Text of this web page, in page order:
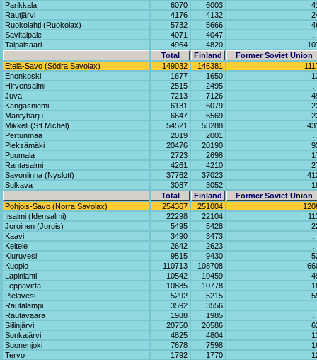
Parikkala
6070 6003
Rautjärvi
4176 4132
Ruokolahti (Ruokolax)
5732 5666
Savitaipale
4071 4047
Taipalsaari
4964 4820
Total
Finland
Former Soviet Union
Etelä-Savo (Södra Savolax)
149032 146381
Enonkoski
1677 1650
Hirvensalmi
2515 2495
Juva
7213 7126
Kangasniemi
6131 6079
Mäntyharju
6647 6569
Mikkeli (S:t Michel)
54521 53288
Pertunmaa
2019 2001
Pieksämäki
20476 20190
Puumala
2723 2698
Rantasalmi
4261 4210
Savonlinna (Nyslott)
37762 37023
Sulkava
3087 3052
Total
Finland
Former Soviet Union
Pohjois-Savo (Norra Savolax)
254367 251004
Iisalmi (Idensalmi)
22298 22104
Joroinen (Jorois)
5495 5428
Kaavi
3490 3473
Keitele
2642 2623
Kiuruvesi
9515 9430
Kuopio
110713 108708
Lapinlahti
10542 10459
Leppävirta
10885 10778
Pielavesi
5292 5215
Rautalampi
3592 3556
Rautavaara
1988 1985
Siilinjärvi
20750 20586
Sonkajärvi
4825 4804
Suonenjoki
7678 7598
Tervo
1792 1770